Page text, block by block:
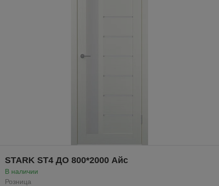
STARK ST4 ДО 800*2000 Айс
В наличии
Розница